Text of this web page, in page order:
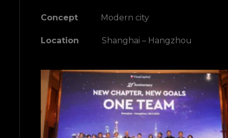
Concept Modern city
Location Shanghai – Hangzhou